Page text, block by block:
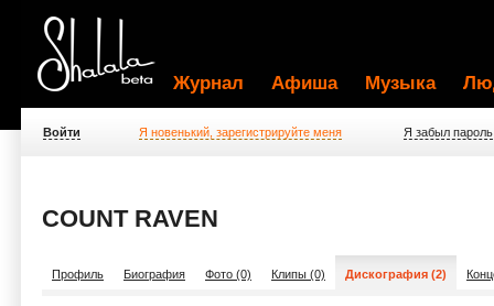
Журнал Афиша Музыка
Войти Я новенький, зарегистрируйте меня Я забыл пароль
COUNT RAVEN
Профиль Биография Фото (0) Клипы (0) Дискография (2)